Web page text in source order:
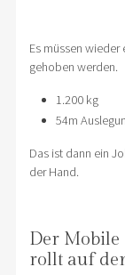
Es müssen
gehoben werden.
1.200 kg
54m
Das ist dann ein
der Hand.
Der Mobile
rollt auf